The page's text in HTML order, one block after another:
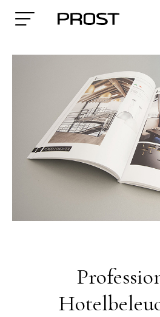
Search